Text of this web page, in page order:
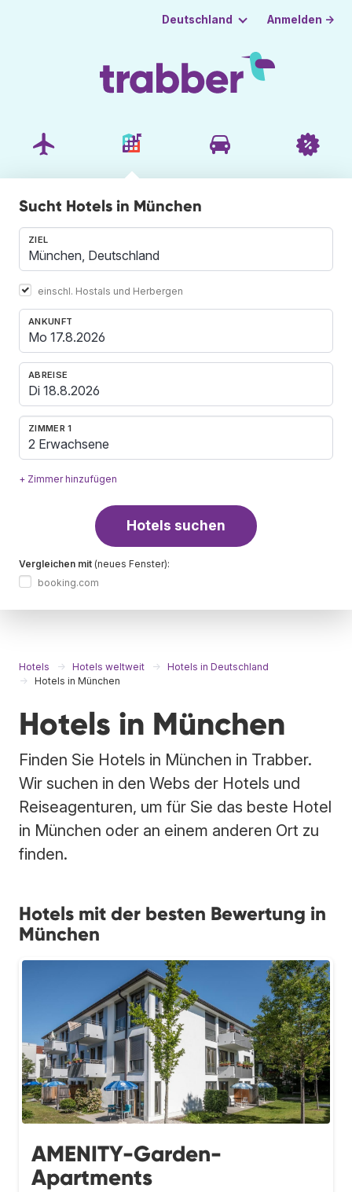
Deutschland Anmelden →
Sucht Hotels in München
ZIEL
einschl. Hostals und Herbergen
ANKUNFT
ABREISE
ZIMMER 1
2 Erwachsene
+ Zimmer hinzufügen
Hotels suchen
Vergleichen mit (neues Fenster):
booking.com
Hotels Hotels weltweit
Hotels in Deutschland
Hotels in München
Hotels in München
Finden Sie Hotels in München in Trabber.
Wir suchen in den Webs der Hotels und
Reiseagenturen, um für Sie das beste Hotel
in München oder an einem anderen Ort zu
finden.
Hotels mit der besten Bewertung in
München
AMENITY-Garden-
Apartments